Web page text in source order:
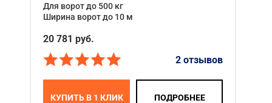
Для ворот до 500 кг
Ширина ворот до 10 м
20 781 руб.
2 отзывов
КУПИТЬ В 1 КЛИК ПОДРОБНЕЕ